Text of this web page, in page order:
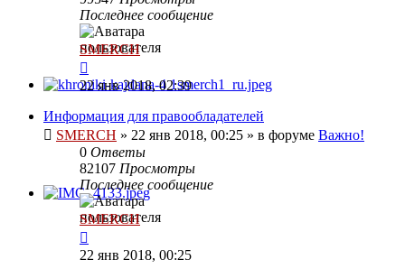
Последнее сообщение
SMERCH
22 янв 2018, 02:39
Информация для правообладателей
SMERCH » 22 янв 2018, 00:25 » в форуме Важно!
0 Ответы
82107 Просмотры
Последнее сообщение
SMERCH
22 янв 2018, 00:25